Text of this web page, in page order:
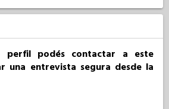
podés contactar a este
una entrevista segura desde la